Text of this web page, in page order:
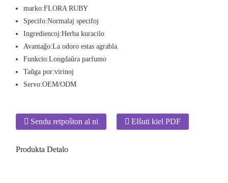
marko:FLORA RUBY
Specifo:Normalaj specifoj
Ingrediencoj:Herba kuracilo
Avantaĝo:La odoro estas agrabla.
Funkcio:Longdaŭra parfumo
Taŭga por:virinoj
Servo:OEM/ODM
Sendu retpoŝton al ni Elŝuti kiel PDF
Produkta Detalo